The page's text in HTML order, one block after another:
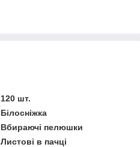
120 шт.
Білосніжка
Вбираючі пелюшки
Листові в пачці